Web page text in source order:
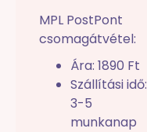
MPL PostPont
csomagátvétel:
Ára: 1890 Ft
Szállítási idő:
3-5
munkanap